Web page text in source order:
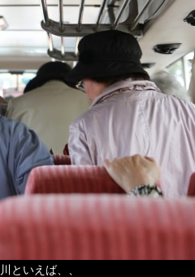
といえば、、